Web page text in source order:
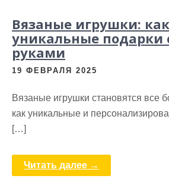
Вязаные игрушки:
уникальные подарки
руками
19 ФЕВРАЛЯ 2025
Вязаные игрушки становятся все
как уникальные и
[…]
Читать далее →